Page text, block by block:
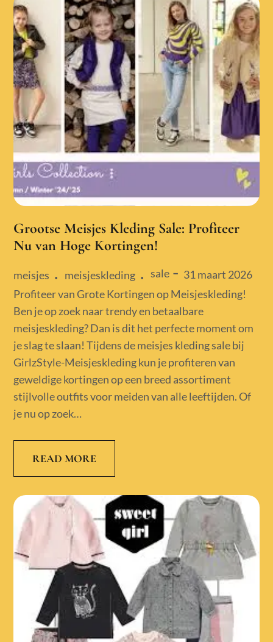
Grootse Meisjes Kleding Sale: Profiteer
Nu van Hoge Kortingen!
meisjes meisjeskleding sale
Posted
on
31 maart 2026
Profiteer van Grote Kortingen op Meisjeskleding!
Ben je op zoek naar trendy en betaalbare
meisjeskleding? Dan is dit het perfecte moment om
je slag te slaan! Tijdens de meisjes kleding sale bij
GirlzStyle-Meisjeskleding kun je profiteren van
geweldige kortingen op een breed assortiment
stijlvolle outfits voor meiden van alle leeftijden. Of
je nu op zoek…
READ MORE